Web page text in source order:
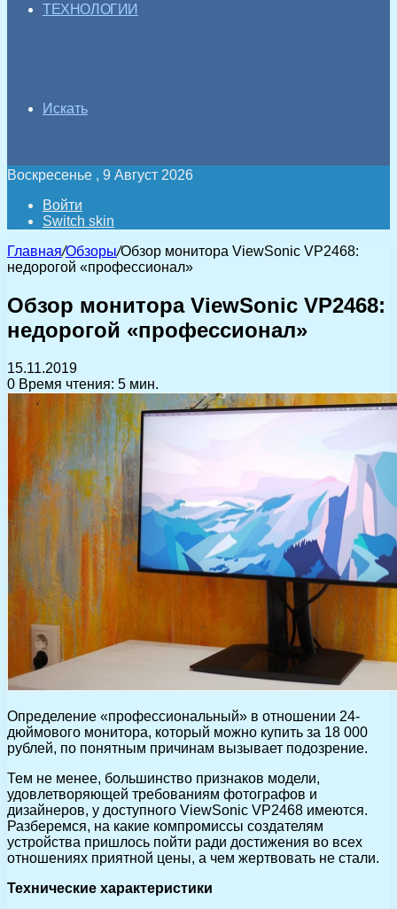
ТЕХНОЛОГИИ
Искать
Воскресенье , 9 Август 2026
Войти
Switch skin
Главная/Обзоры/Обзор монитора ViewSonic VP2468:
недорогой «профессионал»
Обзор монитора ViewSonic VP2468:
недорогой «профессионал»
15.11.2019
0 Время чтения: 5 мин.
Определение «профессиональный» в отношении 24-
дюймового монитора, который можно купить за 18 000
рублей, по понятным причинам вызывает подозрение.
Тем не менее, большинство признаков модели,
удовлетворяющей требованиям фотографов и
дизайнеров, у доступного ViewSonic VP2468 имеются.
Разберемся, на какие компромиссы создателям
устройства пришлось пойти ради достижения во всех
отношениях приятной цены, а чем жертвовать не стали.
Технические характеристики